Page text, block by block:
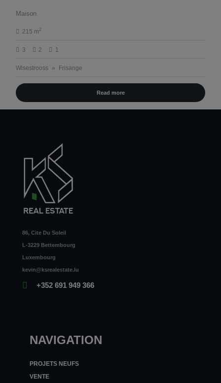
Maison
215 m2
3 2 1
Wisestrooss Frisange
Read more
86, Cite Du Soleil
L-3229 Bettembourg
Luxembourg
kevin@ksrealestate.lu
+352 691 949 366
NAVIGATION
PROJETS NEUFS
VENTE